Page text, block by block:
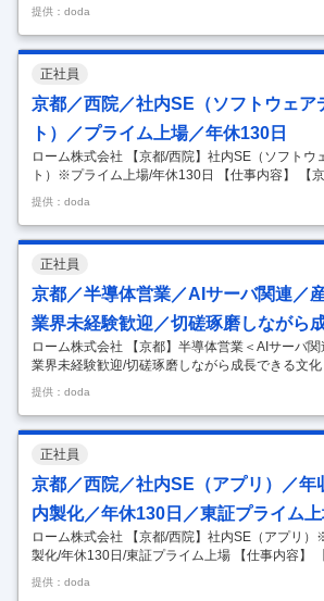
ョンを提案いたします。 【具体的な仕事内容】
グラウンドに応じて、ポジションをご紹介いたし
方に幅広くご応募いただくための求人です。 ■募
ナログ・デジタル） ・パワーデバイス開発 ・半
・アプリケーションエンジニア ■技術者としての
アは、設計からコスト設定、量産移管、テスト立
…
提供：doda
正社員
京都／西院／社内SE（ソフトウェア
ト）／プライム上場／年休130日
ローム株式会社 【京都/西院】社内SE（ソフトウ
ト）※プライム上場/年休130日 【仕事内容】 【
フトウェアディベロップメント）※プライム上場/
仕事内容】 ■仕事内容：IT統轄本部にて、社内
ロップメント）をご担当いただきます。社内シス
管理、在庫管理、購買管理、倉庫管理など）に関
から、設計、開発、導入、運用・保守の一連の業
す。 ※ソフトウェアエンジニアリングに関する専
ウェアの企画、仕様策定、設計、開発といった
提供：doda
正社員
京都／半導体営業／AIサーバ関連／
業界未経験歓迎／切磋琢磨しながら
ローム株式会社 【京都】半導体営業＜AIサーバ
業界未経験歓迎/切磋琢磨しながら成長できる文
都】半導体営業＜AIサーバ関連/産機/家電向け＞
琢磨しながら成長できる文化 【具体的な仕事内
の技術をもつ同社の京都拠点にて営業担当を募集
は… 産機・家電・部品業界各メーカへの営業活
か、変更・廃番申請、取引環境の改善活動などを
・顧客需要・ニーズの把握と商品の提案 ・競合や
集 ・顧客との価格、納期折衝 ・事業・製造部門
提供：doda
正社員
京都／西院／社内SE（アプリ）／年
内製化／年休130日／東証プライム
ローム株式会社 【京都/西院】社内SE（アプリ
製化/年休130日/東証プライム上場 【仕事内容】
（アプリ）※年収600万～/完全内製化/年休130日/
体的な仕事内容】 ■仕事内容：本社部門として、
提供：doda